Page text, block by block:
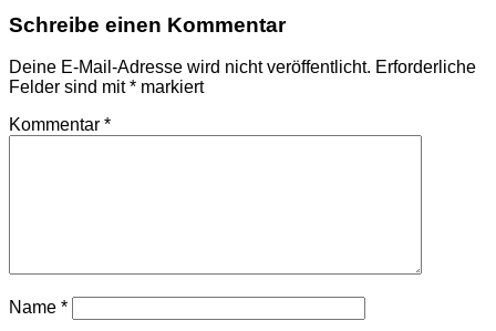
Schreibe einen Kommentar
Deine E-Mail-Adresse wird nicht veröffentlicht. Erforderliche
Felder sind mit* markiert
Kommentar *
Name *